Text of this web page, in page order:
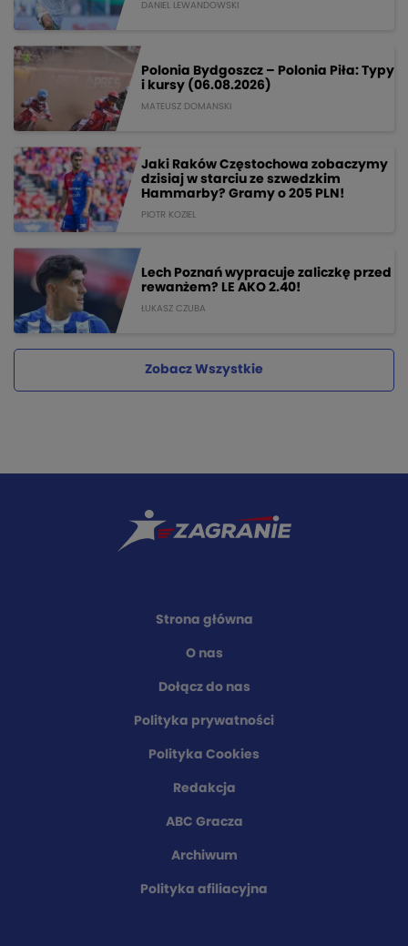
DANIEL LEWANDOWSKI
Polonia Bydgoszcz – Polonia Piła: Typy
i kursy (06.08.2026)
MATEUSZ DOMANSKI
Jaki Raków Częstochowa zobaczymy
dzisiaj w starciu ze szwedzkim
Hammarby? Gramy o 205 PLN!
PIOTR KOZIEL
Lech Poznań wypracuje zaliczkę przed
rewanżem? LE AKO 2.40!
ŁUKASZ CZUBA
Zobacz Wszystkie
Strona główna
O nas
Dołącz do nas
Polityka prywatności
Polityka Cookies
Redakcja
ABC Gracza
Archiwum
Polityka afiliacyjna